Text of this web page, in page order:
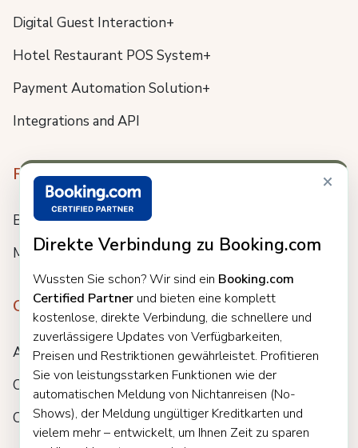
×
Direkte Verbindung zu Booking.com
Wussten Sie schon? Wir sind ein Booking.com
Certified Partnerund bieten eine komplett
kostenlose, direkte Verbindung, die schnellere und
zuverlässigere Updates von Verfügbarkeiten,
Preisen und Restriktionen gewährleistet. Profitieren
Sie von leistungsstarken Funktionen wie der
automatischen Meldung von Nichtanreisen (No-
Shows), der Meldung ungültiger Kreditkarten und
vielem mehr – entwickelt, um Ihnen Zeit zu sparen
Digital Guest Interaction+
Hotel Restaurant POS System+
Payment Automation Solution+
Integrations and API
Resources
Blog
Meet us
Company
About
Careers
Customers